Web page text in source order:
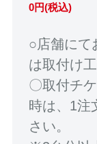
0円(税込)
○店舗にて
は取付け
〇取付チ
時は、1注
さい。